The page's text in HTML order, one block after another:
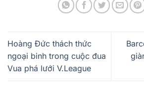
Hoàng Đức thách thức
ngoại binh trong cuộc đua
Vua phá lưới V.League